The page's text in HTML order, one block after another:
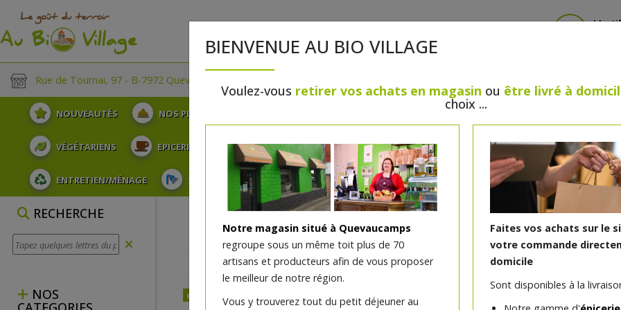
Rue de Tournai, 97 - B-7972 Quevaucamps
NOUVEAUTÉS NOS PLATEAUX
VÉGÉTARIENS EPICERIE PLATS TRAITEUR BOULANGERIE / PÂTISSERIE SANS GLUTEN, SANS
ENTRETIEN/MÉNAGE SOINS ET HYGIÈNE DU CORPS BEAUTÉ HUILES ESSENTIELLES MAISON
RECHERCHE
NOS
BIENVENUE AU BIO VILLAGE
Voulez-vous retirer vos achats en magasin ou être livré à
choix ...
Notre magasin situé à Quevaucamps
regroupe sous un même toit plus de 70
artisans et producteurs afin de vous proposer
le meilleur de notre région.
Vous y trouverez tout du petit déjeuner au
Faites vos achats sur le
votre commande
domicile
Sont disponibles à la
dès jeudi 06/08 (10:00)
Graines de courge bio